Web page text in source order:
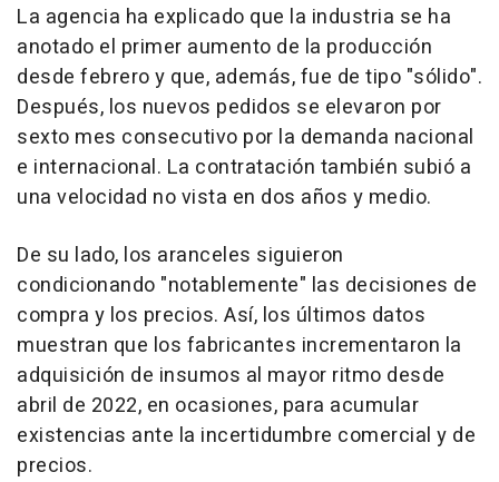
La agencia ha explicado que la industria se ha
anotado el primer aumento de la producción
desde febrero y que, además, fue de tipo "sólido".
Después, los nuevos pedidos se elevaron por
sexto mes consecutivo por la demanda nacional
e internacional. La contratación también subió a
una velocidad no vista en dos años y medio.
De su lado, los aranceles siguieron
condicionando "notablemente" las decisiones de
compra y los precios. Así, los últimos datos
muestran que los fabricantes incrementaron la
adquisición de insumos al mayor ritmo desde
abril de 2022, en ocasiones, para acumular
existencias ante la incertidumbre comercial y de
precios.